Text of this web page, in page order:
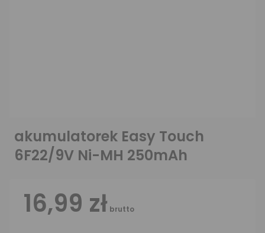
akumulatorek Easy Touch
6F22/9V Ni-MH 250mAh
16,99 zł brutto